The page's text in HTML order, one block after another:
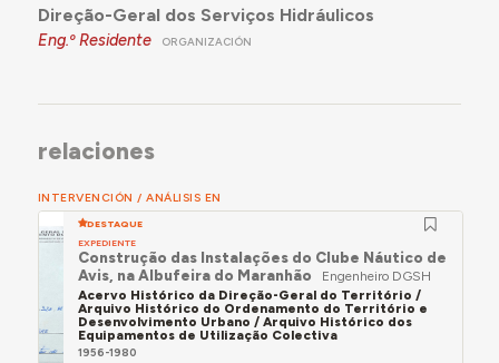
Direção-Geral dos Serviços Hidráulicos
Eng.º Residente ORGANIZACIÓN
relaciones
INTERVENCIÓN / ANÁLISIS EN
DESTAQUE
EXPEDIENTE
Construção das Instalações do Clube Náutico de
Avis, na Albufeira do Maranhão
Engenheiro DGSH
Acervo Histórico da Direção-Geral do Território /
Arquivo Histórico do Ordenamento do Território e
Desenvolvimento Urbano / Arquivo Histórico dos
Equipamentos de Utilização Colectiva
1956-1980